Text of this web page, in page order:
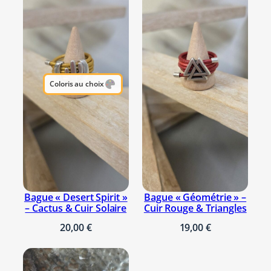
t
n
g
&
q
u
i
m
a
Coloris au choix
Bague « Desert Spirit »
– Cactus & Cuir Solaire
20,00€
Bague « Géométrie » –
Cuir Rouge & Triangles
19,00€